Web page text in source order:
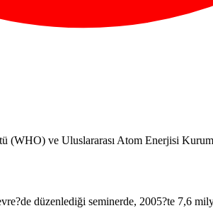
(WHO) ve Uluslararası Atom Enerjisi
düzenlediği seminerde, 2005?te 7,6